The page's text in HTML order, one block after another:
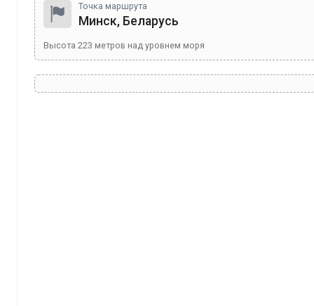
Точка маршрута
Минск, Беларусь
Высота 223 метров над уровнем моря